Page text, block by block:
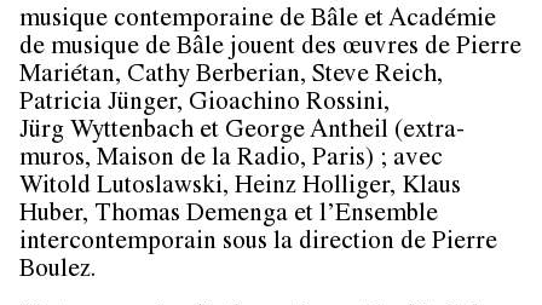
musique contemporaine de Bâle et Académie
de musique de Bâle jouent des œuvres de Pierre
Mariétan, Cathy Berberian, Steve Reich,
Patricia Jünger, Gioachino Rossini,
Jürg Wyttenbach et George Antheil (extra-
muros, Maison de la Radio, Paris) ; avec
Witold Lutoslawski, Heinz Holliger, Klaus
Huber, Thomas Demenga et l’Ensemble
intercontemporain sous la direction de Pierre
Boulez.